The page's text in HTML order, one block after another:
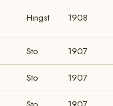
Hingst 1908
Sto 1907
Sto 1907